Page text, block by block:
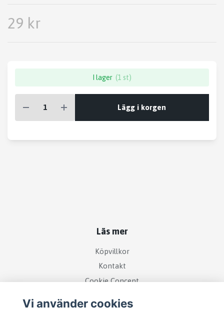
29 kr
I lager (1 st)
Lägg i korgen
Läs mer
Köpvillkor
Kontakt
Cookie Concent
Vi använder cookies